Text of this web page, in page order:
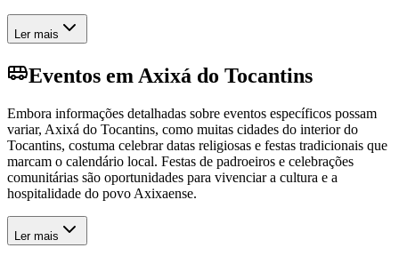
Ler mais
Eventos em Axixá do Tocantins
Embora informações detalhadas sobre eventos específicos possam
variar, Axixá do Tocantins, como muitas cidades do interior do
Tocantins, costuma celebrar datas religiosas e festas tradicionais que
marcam o calendário local. Festas de padroeiros e celebrações
comunitárias são oportunidades para vivenciar a cultura e a
hospitalidade do povo Axixaense.
Ler mais